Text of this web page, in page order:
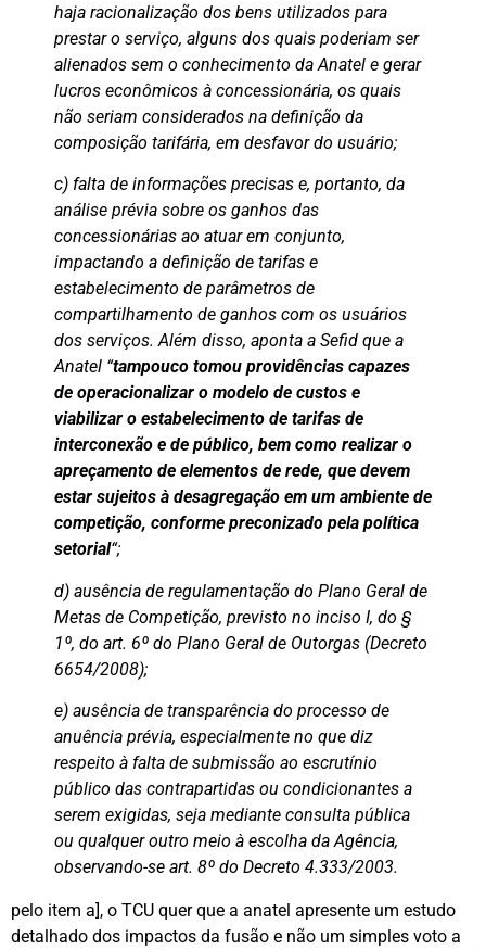
haja racionalização dos bens utilizados para
prestar o serviço, alguns dos quais poderiam ser
alienados sem o conhecimento da Anatel e gerar
lucros econômicos à concessionária, os quais
não seriam considerados na definição da
composição tarifária, em desfavor do usuário;
c) falta de informações precisas e, portanto, da
análise prévia sobre os ganhos das
concessionárias ao atuar em conjunto,
impactando a definição de tarifas e
estabelecimento de parâmetros de
compartilhamento de ganhos com os usuários
dos serviços. Além disso, aponta a Sefid que a
Anatel “tampouco tomou providências capazes
de operacionalizar o modelo de custos e
viabilizar o estabelecimento de tarifas de
interconexão e de público, bem como realizar o
apreçamento de elementos de rede, que devem
estar sujeitos à desagregação em um ambiente de
competição, conforme preconizado pela política
setorial“;
d) ausência de regulamentação do Plano Geral de
Metas de Competição, previsto no inciso I, do §
1º, do art. 6º do Plano Geral de Outorgas (Decreto
6654/2008);
e) ausência de transparência do processo de
anuência prévia, especialmente no que diz
respeito à falta de submissão ao escrutínio
público das contrapartidas ou condicionantes a
serem exigidas, seja mediante consulta pública
ou qualquer outro meio à escolha da Agência,
observando-se art. 8º do Decreto 4.333/2003.
pelo item a], o TCU quer que a anatel apresente um estudo
detalhado dos impactos da fusão e não um simples voto a